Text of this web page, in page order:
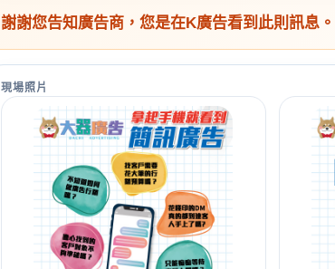
謝謝您告知廣告商，您是在K廣告看到此則訊息。
現場照片